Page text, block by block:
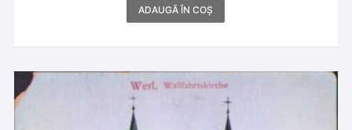
ADAUGĂ ÎN COȘ